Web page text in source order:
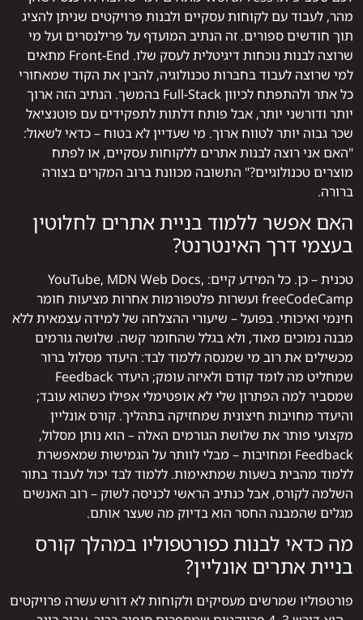
מהר, לעבוד עם לקוחות עסקיים ולבנות פרויקטים שניתן להציג
תוך חודשים ספורים. זה הנתיב המועדף על פרילנסרים ועל מי
שרוצה לבנות נוכחות דיגיטלית לעסק שלו. Front-End מתאים
למי שרוצה לעבוד בחברות טכנולוגיה, להבין את הקוד שמאחורי
כל אתר ולהתפתח לכיוון Full-Stack בהמשך. הנתיב הזה ארוך
יותר ודורשני יותר, אבל פותח דלתות לתפקידים עם פוטנציאל
שכר גבוה יותר לטווח ארוך. מי שעדיין לא בטוח – כדאי לשאול:
"האם אני רוצה לבנות אתרים ללקוחות עסקיים, או לפתח
מוצרים טכנולוגיים?" התשובה מכוונת ברוב המקרים בצורה
ברורה.
האם אפשר ללמוד בניית אתרים לחלוטין
בעצמי דרך האינטרנט?
טכנית – כן. כל המידע קיים: YouTube, MDN Web Docs,
freeCodeCamp ועשרות פלטפורמות אחרות מציעות חומר
חינמי ואיכותי. בפועל – שיעורי ההצלחה של למידה עצמאית ללא
מבנה נמוכים מאוד, ולא בגלל שהחומר קשה. שלושה גורמים
מכשילים את רוב מי שמנסה ללמוד לבד: היעדר מסלול ברור
שמחליט מה לומד קודם ולאיזה עומק; היעדר Feedback
שמסביר למה הפתרון שלי לא אופטימלי אפילו כשהוא עובד;
והיעדר מחויבות חיצונית שמחזיקה בתהליך. קורס אונליין
מקצועי פותר את שלושת הגורמים האלה – הוא נותן מסלול,
Feedback ומחויבות – מבלי לוותר על הגמישות שמאפשרת
ללמוד מהבית בשעות שמתאימות. ללמוד לבד יכול לעבוד בתור
השלמה לקורס, אבל כנתיב הראשי לכניסה לשוק – רוב האנשים
מגלים שהמבנה החסר הוא בדיוק מה שעצר אותם.
מה כדאי לבנות כפורטפוליו במהלך קורס
בניית אתרים אונליין?
פורטפוליו שמרשים מעסיקים ולקוחות לא דורש עשרה פרויקטים